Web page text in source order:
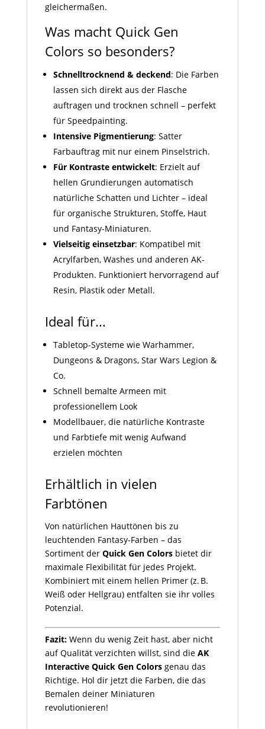
gleichermaßen.
Was macht Quick Gen
Colors so besonders?
Schnelltrocknend & deckend: Die Farben
lassen sich direkt aus der Flasche
auftragen und trocknen schnell – perfekt
für Speedpainting.
Intensive Pigmentierung: Satter
Farbauftrag mit nur einem Pinselstrich.
Für Kontraste entwickelt: Erzielt auf
hellen Grundierungen automatisch
natürliche Schatten und Lichter – ideal
für organische Strukturen, Stoffe, Haut
und Fantasy-Miniaturen.
Vielseitig einsetzbar: Kompatibel mit
Acrylfarben, Washes und anderen AK-
Produkten. Funktioniert hervorragend auf
Resin, Plastik oder Metall.
Ideal für...
Tabletop-Systeme wie Warhammer,
Dungeons & Dragons, Star Wars Legion &
Co.
Schnell bemalte Armeen mit
professionellem Look
Modellbauer, die natürliche Kontraste
und Farbtiefe mit wenig Aufwand
erzielen möchten
Erhältlich in vielen
Farbtönen
Von natürlichen Hauttönen bis zu
leuchtenden Fantasy-Farben – das
Sortiment der Quick Gen Colorsbietet dir
maximale Flexibilität für jedes Projekt.
Kombiniert mit einem hellen Primer (z. B.
Weiß oder Hellgrau) entfalten sie ihr volles
Potenzial.
Fazit:Wenn du wenig Zeit hast, aber nicht
auf Qualität verzichten willst, sind die AK
Interactive Quick Gen Colorsgenau das
Richtige. Hol dir jetzt die Farben, die das
Bemalen deiner Miniaturen
revolutionieren!